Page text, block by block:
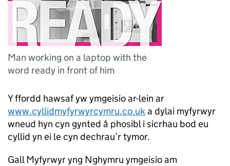
Man working on a laptop with the
word ready in front of him
Y ffordd hawsaf yw ymgeisio ar-lein ar
www.cyllidmyfyrwyrcymru.co.uka dylai myfyrwyr
wneud hyn cyn gynted â phosibl i sicrhau bod eu
cyllid yn ei le cyn dechrau’r tymor.
Gall Myfyrwyr yng Nghymru ymgeisio am